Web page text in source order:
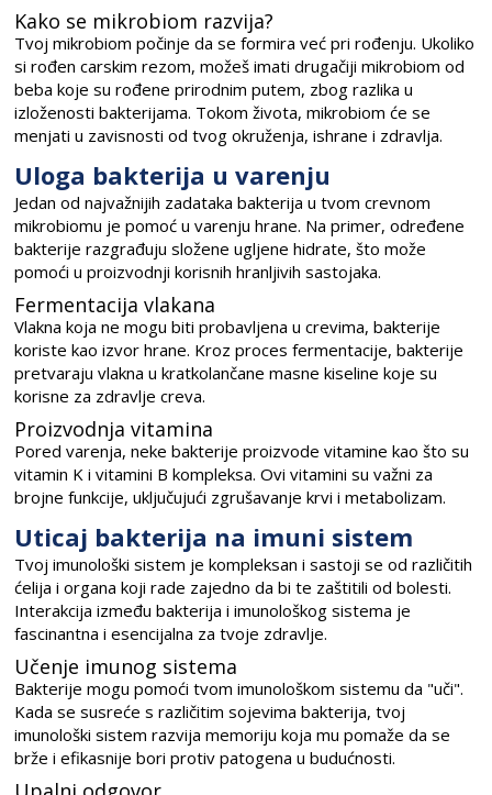
Kako se mikrobiom razvija?
Tvoj mikrobiom počinje da se formira već pri rođenju. Ukoliko
si rođen carskim rezom, možeš imati drugačiji mikrobiom od
beba koje su rođene prirodnim putem, zbog razlika u
izloženosti bakterijama. Tokom života, mikrobiom će se
menjati u zavisnosti od tvog okruženja, ishrane i zdravlja.
Uloga bakterija u varenju
Jedan od najvažnijih zadataka bakterija u tvom crevnom
mikrobiomu je pomoć u varenju hrane. Na primer, određene
bakterije razgrađuju složene ugljene hidrate, što može
pomoći u proizvodnji korisnih hranljivih sastojaka.
Fermentacija vlakana
Vlakna koja ne mogu biti probavljena u crevima, bakterije
koriste kao izvor hrane. Kroz proces fermentacije, bakterije
pretvaraju vlakna u kratkolančane masne kiseline koje su
korisne za zdravlje creva.
Proizvodnja vitamina
Pored varenja, neke bakterije proizvode vitamine kao što su
vitamin K i vitamini B kompleksa. Ovi vitamini su važni za
brojne funkcije, uključujući zgrušavanje krvi i metabolizam.
Uticaj bakterija na imuni sistem
Tvoj imunološki sistem je kompleksan i sastoji se od različitih
ćelija i organa koji rade zajedno da bi te zaštitili od bolesti.
Interakcija između bakterija i imunološkog sistema je
fascinantna i esencijalna za tvoje zdravlje.
Učenje imunog sistema
Bakterije mogu pomoći tvom imunološkom sistemu da "uči".
Kada se susreće s različitim sojevima bakterija, tvoj
imunološki sistem razvija memoriju koja mu pomaže da se
brže i efikasnije bori protiv patogena u budućnosti.